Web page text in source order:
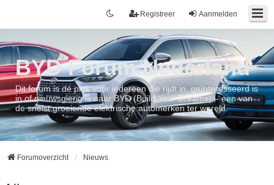
Aanmelden
Registreer
BYD Forum Nederland
Dit forum is dé plek voor iedereen die rijdt in, geïnteresseerd is
in of nieuwsgierig is naar BYD (Build Your Dreams) – een van
de snelst groeiende elektrische automerken ter wereld.
Forumoverzicht Nieuws